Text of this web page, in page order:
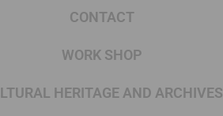
CONTACT
WORK SHOP
HERITAGE AND ARCHIVES